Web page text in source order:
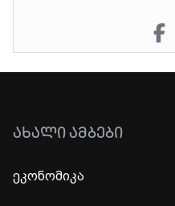
ᲐᲮᲐᲚᲘ ᲐᲛᲑᲔᲑᲘ
ეკონომიკა